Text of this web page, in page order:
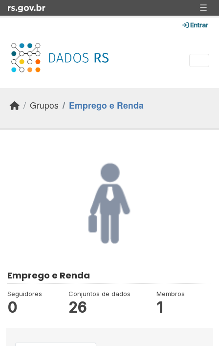
Skip to main content ☰
Entrar
Grupos Emprego e Renda
Emprego e Renda
Seguidores
0
Conjuntos de dados
26
Membros
1